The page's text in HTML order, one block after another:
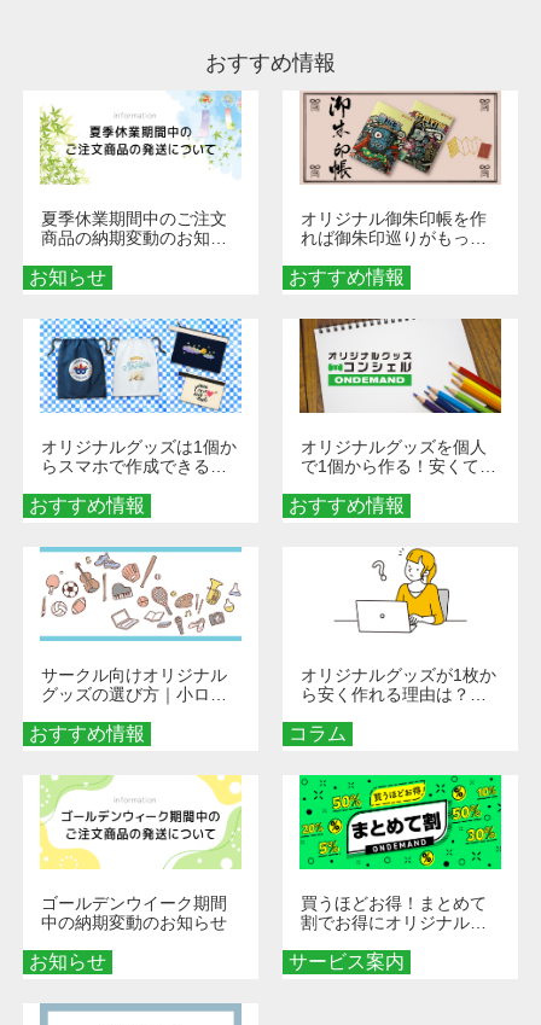
おすすめ情報
お知らせ
夏季休業期間中のご注文
商品の納期変動のお知ら
おすすめ情報
オリジナル御朱印帳を作
れば御朱印巡りがもっと
ダーメイドする魅力と選
び方
おすすめ情報
オリジナルグッズは1個か
らスマホで作成できる！
くなる巾着＆ポーチ活用
術
おすすめ情報
オリジナルグッズを個人
で1個から作る！安くて簡
秘訣
おすすめ情報
サークル向けオリジナル
グッズの選び方｜小ロッ
める秘訣
コラム
オリジナルグッズが1枚か
ら安く作れる理由は？オ
とメリットを解説
お知らせ
ゴールデンウイーク期間
中の納期変動のお知らせ
サービス案内
買うほどお得！まとめて
割でお得にオリジナルグ